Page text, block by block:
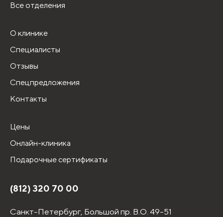
Все отделения
О клинике
Специалисты
Отзывы
Спецпредложения
Контакты
Цены
Онлайн-клиника
Подарочные сертификаты
(812) 320 70 00
Санкт-Петербург, Большой пр. В.О. 49-51